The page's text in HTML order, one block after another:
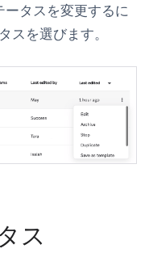
タスを変更するに
スを選びます。
ス